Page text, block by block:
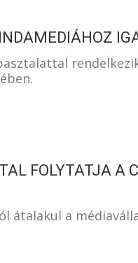
FOLYTATJA A
átalakul a